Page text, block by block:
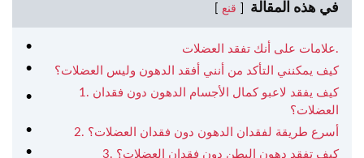
في هذه المقالة قنع
علامات على أنك تفقد العضلات.
كيف يمكنني التأكد من أنني أفقد الدهون وليس العضلات؟
1. كيف يفقد لاعبو كمال الأجسام الدهون دون فقدان
العضلات؟
2. أسرع طريقة لفقدان الدهون دون فقدان العضلات؟
3. كيف تفقد دهون البطن دون فقدان العضلات؟